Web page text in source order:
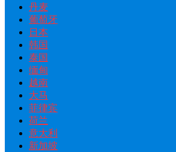
丹麦
葡萄牙
日本
韩国
泰国
缅甸
越南
大马
菲律宾
荷兰
意大利
新加坡